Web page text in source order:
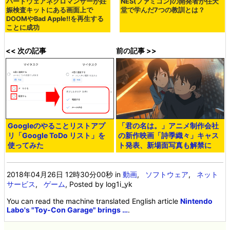
娠検査キットにある画面上で
DOOMやBad Apple!!を再生する
ことに成功
堂で学んだ7つの教訓とは？
<< 次の記事
Googleのやることリストアプ
リ「Google ToDo リスト」を
使ってみた
前の記事 >>
「君の名は。」アニメ制作会社
の新作映画「詩季織々」キャス
ト発表、新場面写真も解禁に
2018年04月26日 12時30分00秒 in動画, ソフトウェア, ネット
サービス,ゲーム, Posted by log1i_yk
You can read the machine translated English articleNintendo
Labo's "Toy-Con Garage" brings ….